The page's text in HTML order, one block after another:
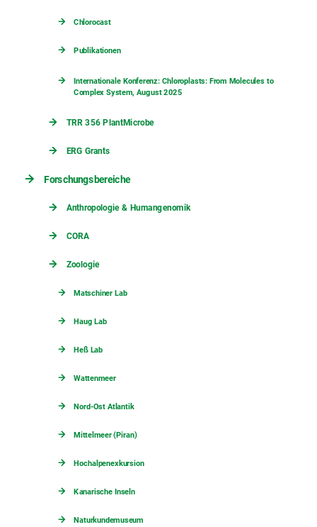
Chlorocast
Publikationen
Internationale Konferenz: Chloroplasts: From Molecules to
Complex System, August 2025
TRR 356 PlantMicrobe
ERG Grants
Forschungsbereiche
Anthropologie & Humangenomik
CORA
Zoologie
Matschiner Lab
Haug Lab
Heß Lab
Wattenmeer
Nord-Ost Atlantik
Mittelmeer (Piran)
Hochalpenexkursion
Kanarische Inseln
Naturkundemuseum